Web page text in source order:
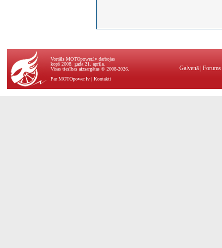
Vortāls MOTOpower.lv darbojas
kopš 2008. gada 21. aprīļa.
Visas tiesības aizsargātas © 2008-2026.
Par MOTOpower.lv | Kontakti
Galvenā Forums